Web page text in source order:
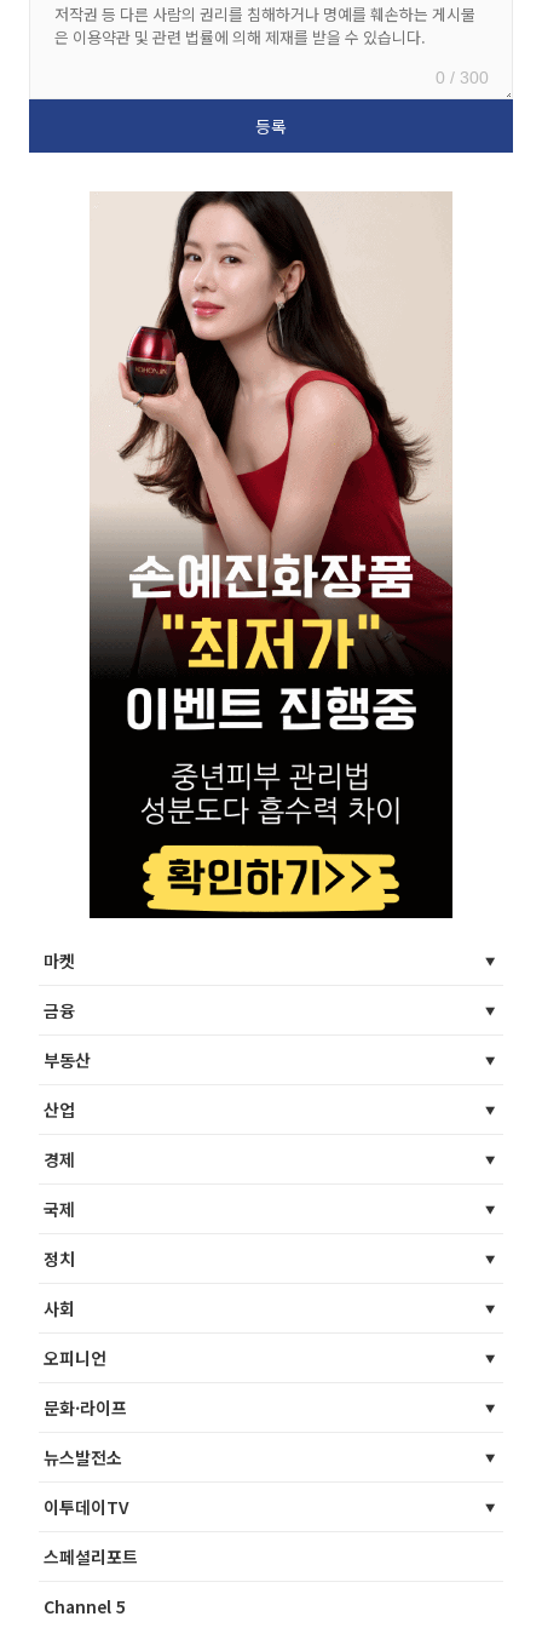
0 / 300
마켓
금융
부동산
산업
경제
국제
정치
사회
오피니언
문화·라이프
뉴스발전소
이투데이TV
스페셜리포트
Channel 5